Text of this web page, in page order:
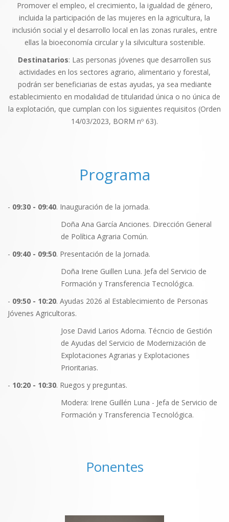
Promover el empleo, el crecimiento, la igualdad de género,
incluida la participación de las mujeres en la agricultura, la
inclusión social y el desarrollo local en las zonas rurales, entre
ellas la bioeconomía circular y la silvicultura sostenible.
Destinatarios: Las personas jóvenes que desarrollen sus
actividades en los sectores agrario, alimentario y forestal,
podrán ser beneficiarias de estas ayudas, ya sea mediante
establecimiento en modalidad de titularidad única o no única de
la explotación, que cumplan con los siguientes requisitos (Orden
14/03/2023, BORM nº 63).
Programa
- 09:30 - 09:40. Inauguración de la jornada.
Doña Ana García Anciones. Dirección General
de Política Agraria Común.
- 09:40 - 09:50. Presentación de la Jornada.
Doña Irene Guillen Luna. Jefa del Servicio de
Formación y Transferencia Tecnológica.
- 09:50 - 10:20. Ayudas 2026 al Establecimiento de Personas
Jóvenes Agricultoras.
Jose David Larios Adorna. Técncio de Gestión
de Ayudas del Servicio de Modernización de
Explotaciones Agrarias y Explotaciones
Prioritarias.
- 10:20 - 10:30. Ruegos y preguntas.
Modera: Irene Guillén Luna - Jefa de Servicio de
Formación y Transferencia Tecnológica.
Ponentes